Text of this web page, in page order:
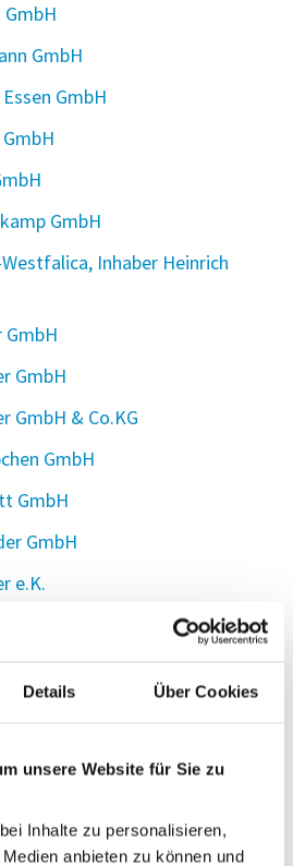
Details Über Cookies
unsere Website für Sie zu
Inhalte zu personalisieren,
anbieten zu können und
GmbH
GmbH
GmbH
Inhaber Heinrich
GmbH
GmbH
GmbH & Co.KG
GmbH
GmbH
GmbH
e.K.
Inh. Ursula Thiemann e.